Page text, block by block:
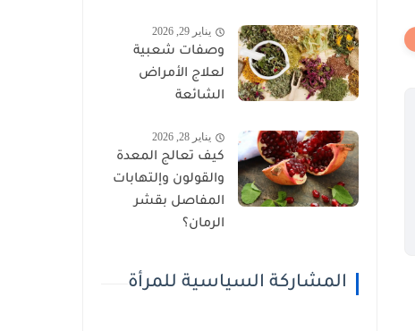
يناير 29, 2026
وصفات شعبية
لعلاج الأمراض
الشائعة
يناير 28, 2026
كيف تعالج المعدة
والقولون وإلتهابات
المفاصل بقشر
الرمان؟
المشاركة السياسية للمرأة